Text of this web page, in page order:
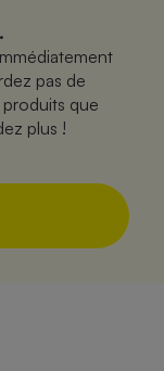
pas de
que
plus !